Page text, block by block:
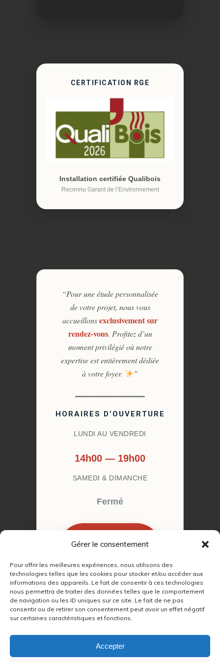
Gérer le consentement
Pour offrir les meilleures expériences, nous utilisons des
technologies telles que les cookies pour stocker et/ou accéder aux
informations des appareils. Le fait de consentir à ces technologies
nous permettra de traiter des données telles que le comportement
de navigation ou les ID uniques sur ce site. Le fait de ne pas
consentir ou de retirer son consentement peut avoir un effet négatif
sur certaines caractéristiques et fonctions.
Accepter
CERTIFICATION RGE
Installation certifiée Qualibois
Reconnu Garant de l’Environnement
“Pour une étude personnalisée
de votre projet, nous vous
accueillonsexclusivement sur
rendez-vous. Profitez d’un
moment privilégié où notre
expertise est entièrement dédiée
à votre foyer.
”
HORAIRES D’OUVERTURE
LUNDI AU VENDREDI
14h00 — 19h00
SAMEDI & DIMANCHE
Fermé
RENDEZ-VOUS
© 2022 – 2026Autour du Feu 77
RGPD